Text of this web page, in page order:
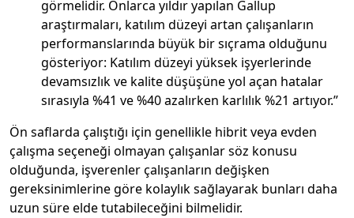
görmelidir. Onlarca yıldır yapılan Gallup
araştırmaları, katılım düzeyi artan çalışanların
performanslarında büyük bir sıçrama olduğunu
gösteriyor: Katılım düzeyi yüksek işyerlerinde
devamsızlık ve kalite düşüşüne yol açan hatalar
sırasıyla %41 ve %40 azalırken karlılık %21 artıyor.”
Ön saflarda çalıştığı için genellikle hibrit veya evden
çalışma seçeneği olmayan çalışanlar söz konusu
olduğunda, işverenler çalışanların değişken
gereksinimlerine göre kolaylık sağlayarak bunları daha
uzun süre elde tutabileceğini bilmelidir.